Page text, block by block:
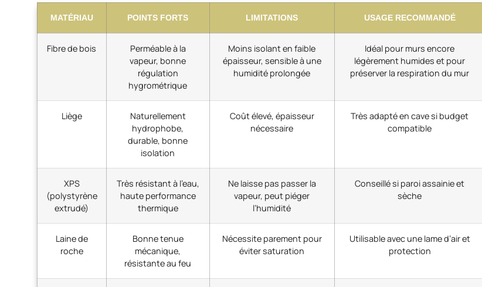
MATÉRIAU POINTS FORTS LIMITATIONS USAGE RECOMMANDÉ
Fibre de bois
Perméable à la
vapeur, bonne
régulation
hygrométrique
Moins isolant en faible
épaisseur, sensible à une
humidité prolongée
Idéal pour murs encore
légèrement humides et pour
préserver la respiration du mur
Liège
Naturellement
hydrophobe,
durable, bonne
isolation
Coût élevé, épaisseur
nécessaire
Très adapté en cave si budget
compatible
XPS
(polystyrène
extrudé)
Très résistant à l’eau,
haute performance
thermique
Ne laisse pas passer la
vapeur, peut piéger
l’humidité
Conseillé si paroi assainie et
sèche
Laine de
roche
Bonne tenue
mécanique,
résistante au feu
Nécessite parement pour
éviter saturation
Utilisable avec une lame d’air et
protection